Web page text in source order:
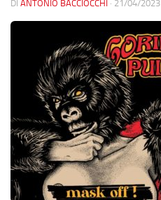
DI ANTONIO BACCIOCCHI · 21/04/2023